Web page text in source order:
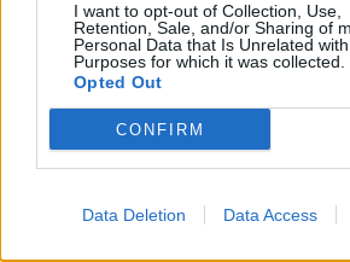
I want to opt-out of Collection, Use,
Retention, Sale, and/or Sharing of
Personal Data that Is Unrelated
Purposes for which it was collected.
Opted Out
CONFIRM
Data Deletion Data Access
Télécharger le fichier
Télécharger script.ahk